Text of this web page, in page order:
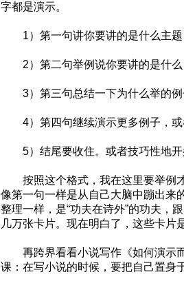
字都是演示。
1）第一句讲你要讲的是什么主题
2）第二句举例说你要讲的是什么
3）第三句总结一下为什么举的例
4）第四句继续演示更多例子，或
5）结尾要收住。或者技巧性地开
按照这个格式，我在这里要举例才
像第一句一样是从自己大脑中蹦出来
整理一样，是“功夫在诗外”的功夫，
几万张卡片。现在明白了，这些卡片
再跨界看看小说写作《如何演示
课：在写小说的时候，要把自己置身